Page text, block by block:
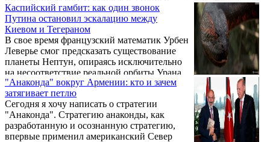
пишет в своей статье под заголовком
«Израиль применяет к Турции тот же
сценарий, что ранее – к Ирану»
американский политический аналитик
Мейсон Летто Сталлингс. — Взаимные
словесные выпады постепенно переросли в
нечто, напоминающее полноценный
дипломатический конфликт. Премьер-
министр Израиля Биньямин Нетаньяху
назвал ...
Каспийский гамбит: как один звонок
Путина остановил эскалацию между
Киевом и Тегераном
В свое время французский математик Урбен
Леверье смог предсказать существование
планеты Нептун, опираясь исключительно
на несоответствие реальной орбиты Урана
ее теоретической модели. Как восхищенно
писали современники, ученый открыл
новое небесное тело буквально «на острие
пера». В большой политике, деятельности
спецслужб и кулуарной дипломатии этот
принцип работает не хуже: точные
"Анаконда" вокруг Армении: кто и зачем
затягивает петлю
Сегодня я хочу написать о стратегии
"Анаконда". Стратегию анаконды, как
разработанную и осознанную стратегию,
впервые применил американский Север